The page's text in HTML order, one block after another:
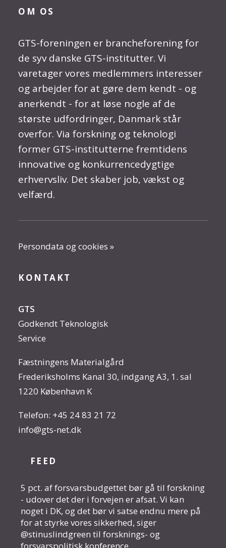
OM OS
GTS-foreningen er brancheforening for
de syv danske GTS-institutter. Vi
varetager vores medlemmers interesser
og arbejder for at gøre dem kendt - og
anerkendt - for at løse nogle af de
største udfordringer, Danmark står
overfor. Via forskning og teknologi
former GTS-institutterne fremtidens
innovative og konkurrencedygtige
erhvervsliv. Det skaber job, vækst og
velfærd.
Persondata og cookies »
KONTAKT
GTS
Godkendt Teknologisk
Service
Fæstningens Materialgård
Frederiksholms Kanal 30, indgang A3, 1. sal
1220 København K
Telefon: +45 24 83 21 72
info@gts-net.dk
FEED
5 pct. af forsvarsbudgettet bør gå til forskning
- udover det der i forvejen er afsat. Vi kan
noget i DK, og det bør vi satse endnu mere på
for at styrke vores sikkerhed, siger
@stinuslindgreen til forsknings- og